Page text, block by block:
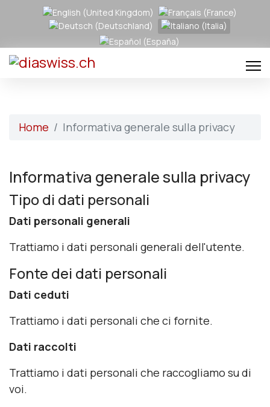
Seleziona la tua lingua
Home Informativa generale sulla privacy
Informativa generale sulla privacy
Tipo di dati personali
Dati personali generali
Trattiamo i dati personali generali dell'utente.
Fonte dei dati personali
Dati ceduti
Trattiamo i dati personali che ci fornite.
Dati raccolti
Trattiamo i dati personali che raccogliamo su di
voi.